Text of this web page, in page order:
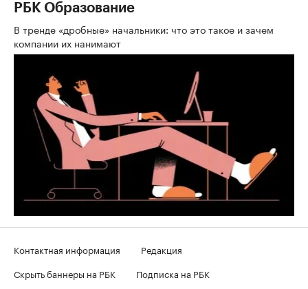
РБК Образование
В тренде «дробные» начальники: что это такое и зачем
компании их нанимают
Контактная информация
Редакция
Скрыть баннеры на РБК
Подписка на РБК